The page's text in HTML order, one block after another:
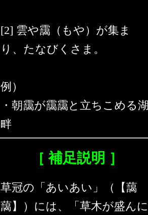
[2] 雲や靄（もや）が集ま
り、たなびくさま。
例）
・朝靄が靄靄と立ちこめる湖
畔
［ 補足説明 ］
草冠の「あいあい」（【藹
藹】）には、「草木が盛んに